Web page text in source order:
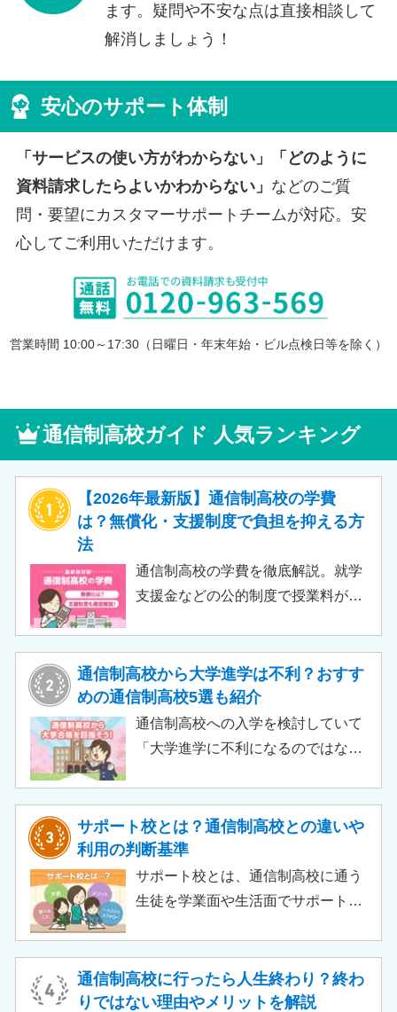
ます。疑問や不安な点は直接相談して
解消しましょう！
安心のサポート体制
「サービスの使い方がわからない」「どのように
資料請求したらよいかわからない」 などのご質
問・要望にカスタマーサポートチームが対応。安
心してご利用いただけます。
営業時間 10:00～17:30（日曜日・年末年始・ビル点検日等を除く）
通信制高校ガイド 人気ランキング
【2026年最新版】通信制高校の学費
は？無償化・支援制度で負担を抑える方
法
通信制高校の学費を徹底解説。就学
支援金などの公的制度で授業料が実
目安、申請時の注意点などをわかり
やすく解説します。費用負担を抑え
られるのでチェックしてみましょ
う。
通信制高校から大学進学は不利？おすす
めの通信制高校5選も紹介
通信制高校への入学を検討していて
「大学進学に不利になるのではない
のではないでしょうか。 結論とし
て、通信制高校に通っているからと
いって大学進学に不利になることは
ありません。中には、大学進学を想
格実績を豊富にもつ学校もありま
す。
サポート校とは？通信制高校との違いや
利用の判断基準
サポート校とは、通信制高校に通う
生徒を学業面や生活面でサポートす
め、サポート校のみでは高卒資格を
取得できません。 ただし、個別の学
通信制高校に行ったら人生終わり？終わ
りではない理由やメリットを解説